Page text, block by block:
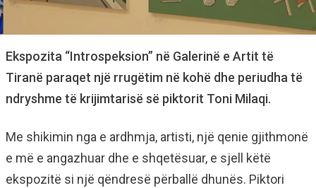
Ekspozita “Introspeksion” në Galerinë e Artit të
Tiranë paraqet një rrugëtim në kohë dhe periudha të
ndryshme të krijimtarisë së piktorit Toni Milaqi.
Me shikimin nga e ardhmja, artisti, një qenie gjithmonë
e më e angazhuar dhe e shqetësuar, e sjell këtë
ekspozitë si një qëndresë përballë dhunës. Piktori